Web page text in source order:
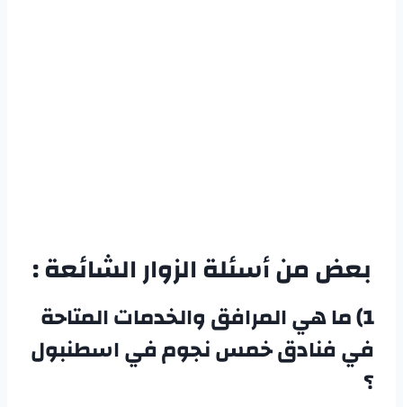
بعض من أسئلة الزوار الشائعة :
1) ما هي المرافق والخدمات المتاحة
فيفنادق خمس نجوم في اسطنبول
؟